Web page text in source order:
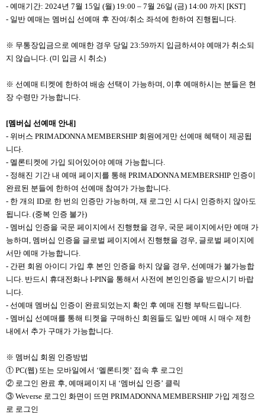
- 예매기간: 2024년 7월 15일 (월) 19:00 – 7월 26일 (금) 14:00 까지 [KST]
- 일반 예매는 멤버십 선예매 후 잔여/취소 좌석에 한하여 진행됩니다.
※ 무통장입금으로 예매한 경우 당일 23:59까지 입금하셔야 예매가 취소되
지 않습니다. (미 입금 시 취소)
※ 선예매 티켓에 한하여 배송 선택이 가능하며, 이후 예매하시는 분들은 현
장 수령만 가능합니다.
[멤버십 선예매 안내]
- 위버스 PRIMADONNA MEMBERSHIP 회원에게만 선예매 혜택이 제공됩
니다.
- 멜론티켓에 가입 되어있어야 예매 가능합니다.
- 정해진 기간 내 예매 페이지를 통해 PRIMADONNA MEMBERSHIP 인증이
완료된 분들에 한하여 선예매 참여가 가능합니다.
- 한 개의 ID로 한 번의 인증만 가능하며, 재 로그인 시 다시 인증하지 않아도
됩니다. (중복 인증 불가)
- 멤버십 인증을 국문 페이지에서 진행했을 경우, 국문 페이지에서만 예매 가
능하며, 멤버십 인증을 글로벌 페이지에서 진행했을 경우, 글로벌 페이지에
서만 예매 가능합니다.
- 간편 회원 아이디 가입 후 본인 인증을 하지 않을 경우, 선예매가 불가능합
니다. 반드시 휴대전화나 I-PIN을 통해서 사전에 본인인증을 받으시기 바랍
니다.
- 선예매 멤버십 인증이 완료되었는지 확인 후 예매 진행 부탁드립니다.
- 멤버십 선예매를 통해 티켓을 구매하신 회원들도 일반 예매 시 매수 제한
내에서 추가 구매가 가능합니다.
※ 멤버십 회원 인증방법
① PC(웹) 또는 모바일에서 ‘멜론티켓’ 접속 후 로그인
② 로그인 완료 후, 예매페이지 내 ‘멤버십 인증’ 클릭
③ Weverse 로그인 화면이 뜨면 PRIMADONNA MEMBERSHIP 가입 계정으
로 로그인